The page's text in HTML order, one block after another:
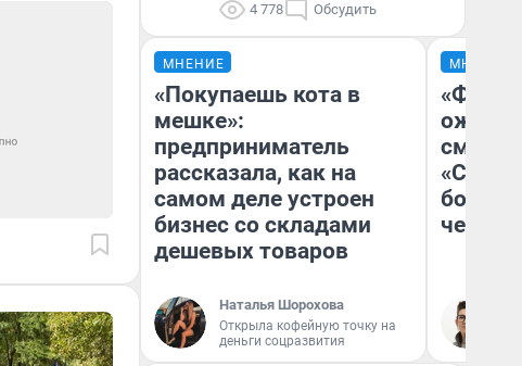
4 778 Обсудить
МНЕНИЕ
«Покупаешь кота в
мешке»:
предприниматель
рассказала, как на
самом деле устроен
бизнес со складами
дешевых товаров
Наталья Шорохова
Открыла кофейную точку на
деньги соцразвития
МНЕНИЕ